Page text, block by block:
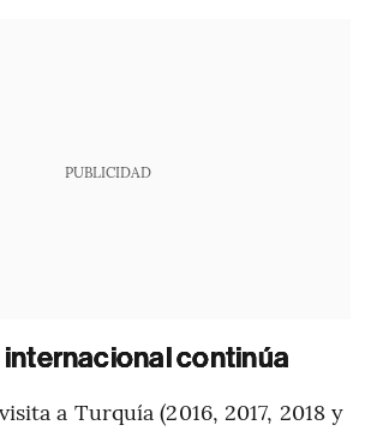
PUBLICIDAD
internacional continúa
a Turquía (2016, 2017, 2018 y